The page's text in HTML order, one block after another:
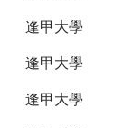
逢甲大學
逢甲大學
逢甲大學